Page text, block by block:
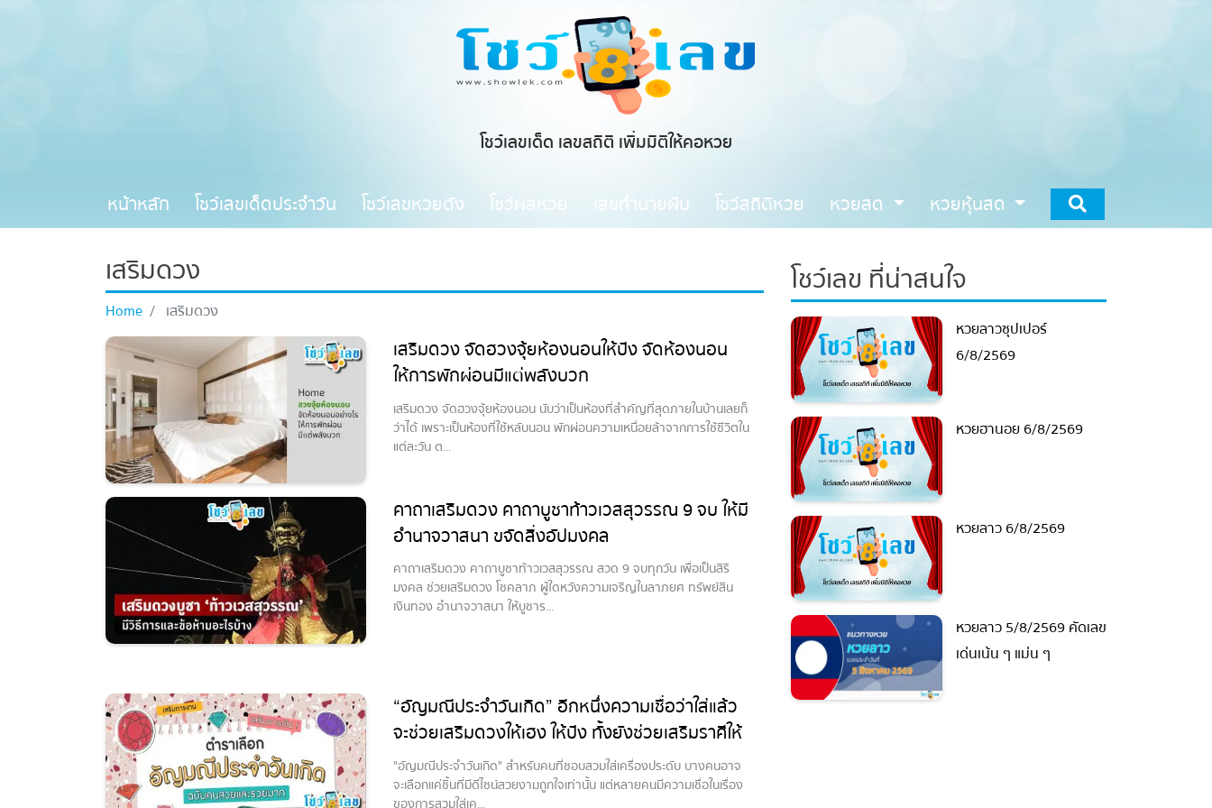
โชว์เลขเด็ด เลขสถิติ เพิ่มมิติให้คอหวย
หน้าหลัก โชว์เลขเด็ดประจำวัน โชว์เลขหวยดัง โชว์ผลหวย เลขทำนายฝัน โชว์สถิติหวย หวยสด หวยหุ้นสด
เสริมดวง
Home เสริมดวง
เสริมดวง จัดฮวงจุ้ยห้องนอนให้ปัง จัดห้องนอน
ให้การพักผ่อนมีแต่พลังบวก
เสริมดวง จัดฮวงจุ้ยห้องนอน นับว่าเป็นห้องที่สำคัญที่สุดภายในบ้านเลยก็
ว่าได้ เพราะเป็นห้องที่ใช้หลับนอน พักผ่อนความเหนื่อยล้าจากการใช้ชีวิตใน
แต่ละวัน ต...
คาถาเสริมดวง คาถาบูชาท้าวเวสสุวรรณ 9 จบ ให้มี
อำนาจวาสนา ขจัดสิ่งอัปมงคล
คาถาเสริมดวง คาถาบูชาท้าวเวสสุวรรณ สวด 9 จบทุกวัน เพื่อเป็นสิริ
มงคล ช่วยเสริมดวง โชคลาภ ผู้ใดหวังความเจริญในลาภยศ ทรัพย์สิน
เงินทอง อำนาจวาสนา ให้บูชาร...
“อัญมณีประจำวันเกิด” อีกหนึ่งความเชื่อว่าใส่แล้ว
จะช่วยเสริมดวงให้เฮง ให้ปัง ทั้งยังช่วยเสริมราศีให้
ดูดีขึ้นอีกด้วย
"อัญมณีประจำวันเกิด" สำหรับคนที่ชอบสวมใส่เครื่องประดับ บางคนอาจ
จะเลือกแค่ชิ้นที่มีดีไซน์สวยงามถูกใจเท่านั้น แต่หลายคนมีความเชื่อในเรื่อง
โชว์เลข ที่น่าสนใจ
หวยลาวซุปเปอร์
6/8/2569
หวยฮานอย 6/8/2569
หวยลาว 6/8/2569
หวยลาว 5/8/2569 คัดเลข
เด่นเน้น ๆ แม่น ๆ